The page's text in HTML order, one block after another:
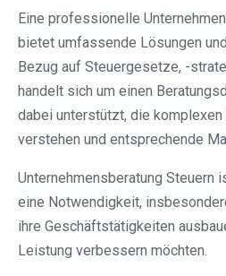
Eine professionelle
bietet umfassende Lösungen
Bezug auf Steuergesetze, -
handelt sich um einen
dabei unterstützt, die
verstehen und entsprechende
Unternehmensberatung Steuern
eine Notwendigkeit,
ihre Geschäftstätigkeiten
Leistung verbessern möchten.